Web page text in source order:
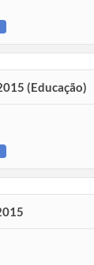
(Educação)